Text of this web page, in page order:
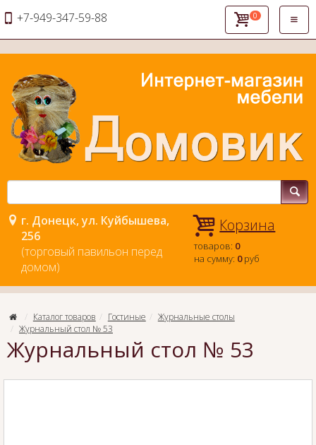
+7-949-347-59-88 0
г. Донецк, ул. Куйбышева,
256
(торговый павильон перед
домом)
Корзина
товаров: 0
на сумму: 0руб
Каталог товаров Гостиные
Журнальные столы
Журнальный стол № 53
Журнальный стол № 53